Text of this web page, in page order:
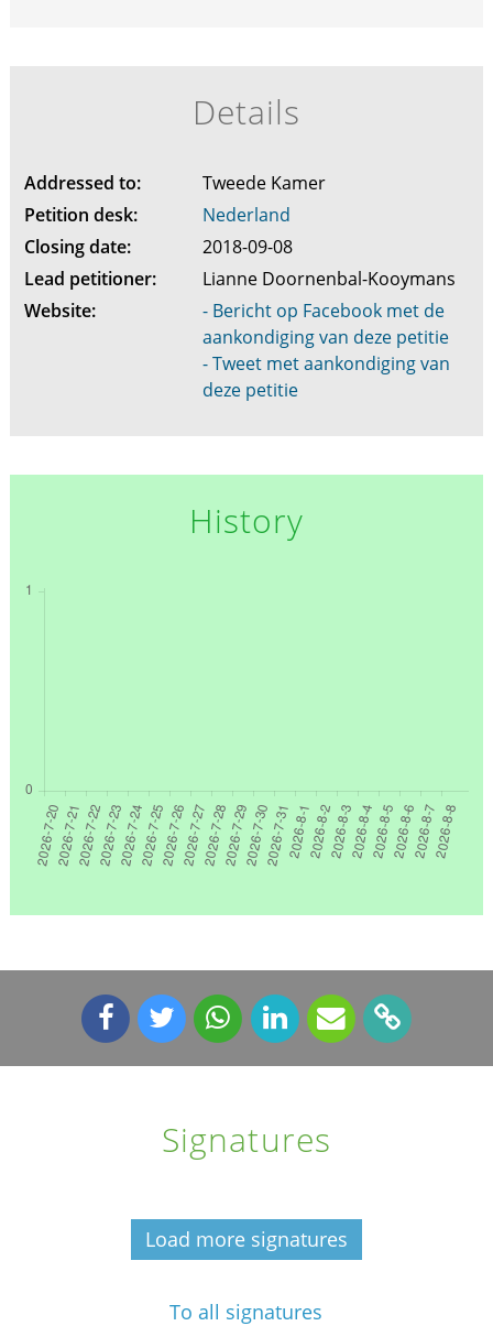
Details
Addressed to:
Tweede Kamer
Petition desk:
Nederland
Closing date:
2018-09-08
Lead petitioner:
Lianne Doornenbal-Kooymans
Website:
- Bericht op Facebook met de
aankondiging van deze petitie
- Tweet met aankondiging van
deze petitie
History
Signatures
Load more signatures
To all signatures